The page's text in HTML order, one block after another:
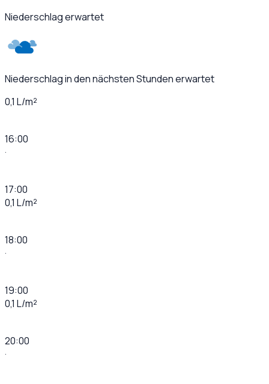
Niederschlag erwartet
Niederschlag in den nächsten Stunden erwartet
0,1 L/m²
16:00
·
17:00
0,1 L/m²
18:00
·
19:00
0,1 L/m²
20:00
·